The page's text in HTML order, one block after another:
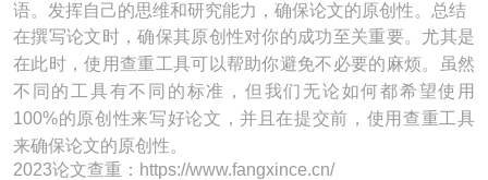
语。发挥自己的思维和研究能力，确保论文的原创性。总结
在撰写论文时，确保其原创性对你的成功至关重要。尤其是
在此时，使用查重工具可以帮助你避免不必要的麻烦。虽然
不同的工具有不同的标准，但我们无论如何都希望使用
100%的原创性来写好论文，并且在提交前，使用查重工具
来确保论文的原创性。
2023论文查重：https://www.fangxince.cn/